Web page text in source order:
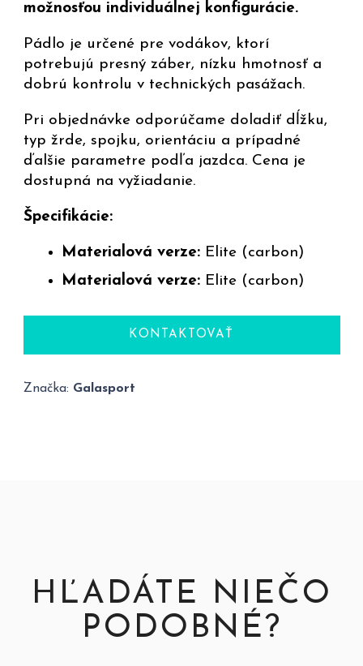
možnosťou individuálnej konfigurácie.
Pádlo je určené pre vodákov, ktorí
potrebujú presný záber, nízku hmotnosť a
dobrú kontrolu v technických pasážach.
Pri objednávke odporúčame doladiť dĺžku,
typ žrde, spojku, orientáciu a prípadné
ďalšie parametre podľa jazdca. Cena je
dostupná na vyžiadanie.
Špecifikácie:
Materialová verze: Elite (carbon)
Materialová verze: Elite (carbon)
KONTAKTOVAŤ
Značka: Galasport
HĽADÁTE NIEČO
PODOBNÉ?